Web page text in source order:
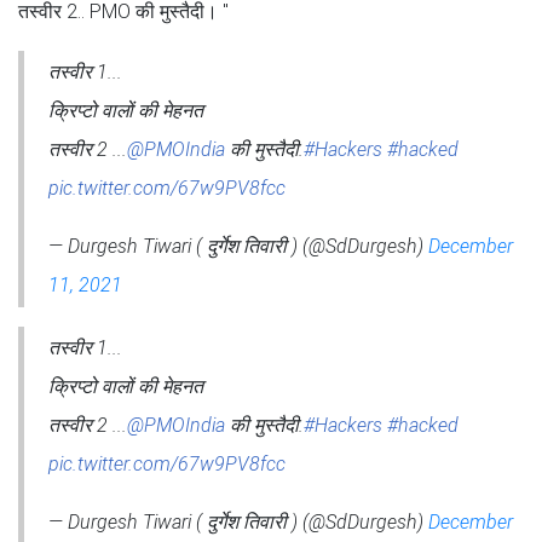
तस्वीर 2.. PMO की मुस्तैदी। "
तस्वीर 1...
क्रिप्टो वालों की मेहनत
तस्वीर 2 ...@PMOIndia की मुस्तैदी.#Hackers #hacked
pic.twitter.com/67w9PV8fcc
— Durgesh Tiwari ( दुर्गेश तिवारी ) (@SdDurgesh) December
11, 2021
तस्वीर 1...
क्रिप्टो वालों की मेहनत
तस्वीर 2 ...@PMOIndia की मुस्तैदी.#Hackers #hacked
pic.twitter.com/67w9PV8fcc
— Durgesh Tiwari ( दुर्गेश तिवारी ) (@SdDurgesh) December